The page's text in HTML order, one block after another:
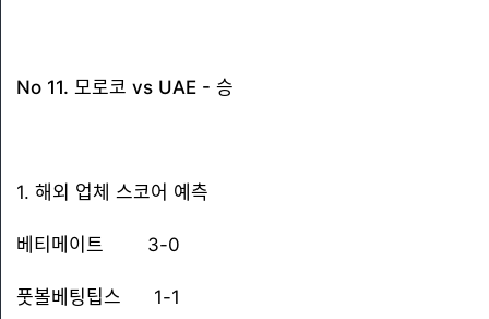
No 11. 모로코 vs UAE - 승
1. 해외 업체 스코어 예측
베티메이트 3-0
풋볼베팅팁스 1-1